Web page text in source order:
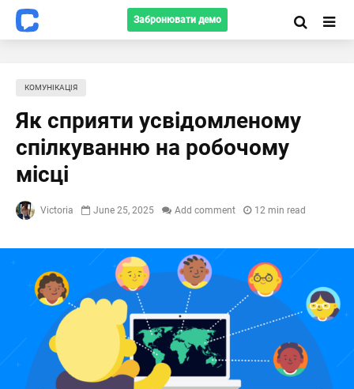
Забронювати демо
КОМУНІКАЦІЯ
Як сприяти усвідомленому
спілкуванню на робочому
місці
Victoria June 25, 2025 Add comment 12 min read